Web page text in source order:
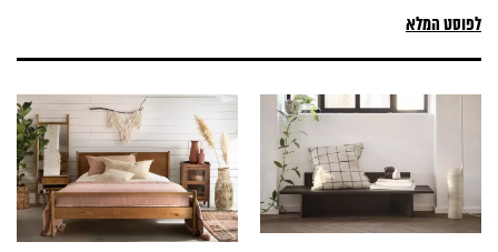
לפוסט המלא